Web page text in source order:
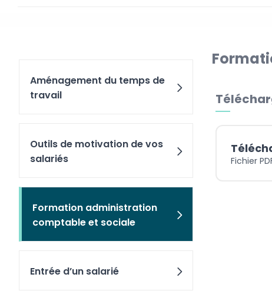
Aménagement du temps de
travail
Outils de motivation de vos
salariés
Formation administration
comptable et sociale
Entrée d’un salarié
Fichier